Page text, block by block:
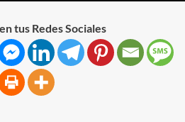
tus Redes Sociales